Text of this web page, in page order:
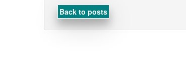
Back to posts